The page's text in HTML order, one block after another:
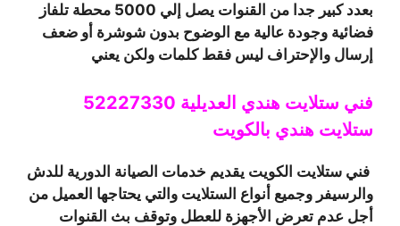
بعدد كبير جدا من القنوات يصل إلي 5000 محطة تلفاز
فضائية وجودة عالية مع الوضوح بدون شوشرة أو ضعف
إرسال والإحتراف ليس فقط كلمات ولكن يعني
فني ستلايت هندي العديلية 52227330
ستلايت هندي بالكويت
فني ستلايت الكويت يقديم خدمات الصيانة الدورية للدش
والرسيفر وجميع أنواع الستلايت والتي يحتاجها العميل من
أجل عدم تعرض الأجهزة للعطل وتوقف بث القنوات